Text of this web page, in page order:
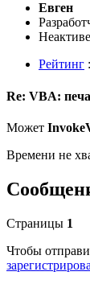
Евген
Рейтинг
Re: VBA:
Может
Времени не
Страницы 1
Чтобы